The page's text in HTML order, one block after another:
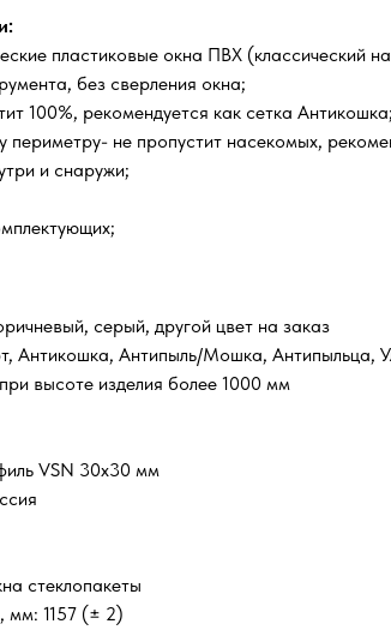
пластиковые окна ПВХ
без сверления окна;
100%, рекомендуется как сетка Антикошка;
периметру- не пропустит насекомых,
и снаружи;
серый, другой цвет на заказ
Антикошка, Антипыль/Мошка, Антипыльца,
высоте изделия более 1000 мм
VSN 30х30 мм
стеклопакеты
мм: 1157 (± 2)